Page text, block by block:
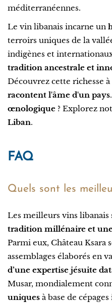
méditerranéennes.
Le vin libanais incarne un
terroirs uniques de la
indigènes et
tradition ancestrale et
Découvrez cette richesse à
racontent l'âme d'un pays
œnologique ? Explorez
Liban.
FAQ
Quels sont les
Les meilleurs vins libanais
tradition millénaire et
Parmi eux, Château Ksara
assemblages élaborés en
d’une expertise jésuite
Musar, mondialement
uniques à base de